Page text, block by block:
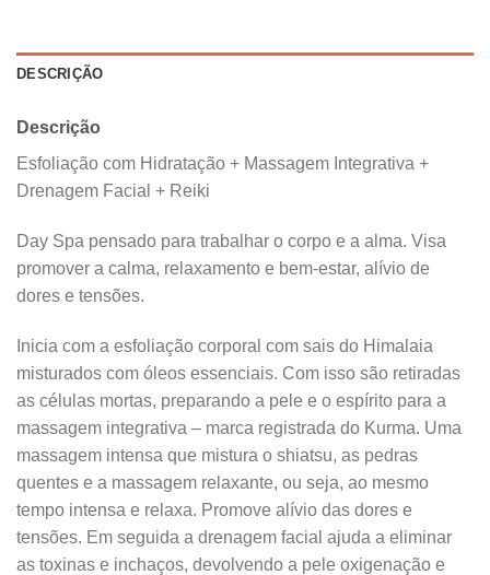
DESCRIÇÃO
Descrição
Esfoliação com Hidratação + Massagem Integrativa +
Drenagem Facial + Reiki
Day Spa pensado para trabalhar o corpo e a alma. Visa
promover a calma, relaxamento e bem-estar, alívio de
dores e tensões.
Inicia com a esfoliação corporal com sais do Himalaia
misturados com óleos essenciais. Com isso são retiradas
as células mortas, preparando a pele e o espírito para a
massagem integrativa – marca registrada do Kurma. Uma
massagem intensa que mistura o shiatsu, as pedras
quentes e a massagem relaxante, ou seja, ao mesmo
tempo intensa e relaxa. Promove alívio das dores e
tensões. Em seguida a drenagem facial ajuda a eliminar
as toxinas e inchaços, devolvendo a pele oxigenação e